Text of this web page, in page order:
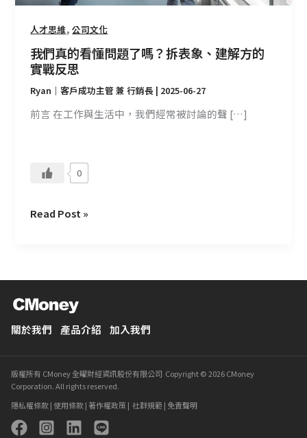
人才思維,公司文化
我們真的看懂問題了嗎？拆表象、建解方的
實戰反思
Ryan｜客戶成功主管 兼 行銷長 | 2025-06-27
前言 在工作與生活中，我們經常被討論的聲 […]
0
表
象、
解
方
的
實
Read Post »
關於我們 產品介紹 加入我們
版權所有 CMoney 全曜財經資訊股份有限公司 Copyright © 2026 CMoney
Corporation. All rights reserved.
隱私權條款|使用條款| 著作權政策| 社群規範 | 免責聲明